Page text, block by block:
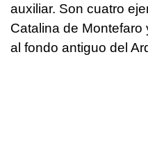
auxiliar. Son cuatro
Catalina de
al fondo antiguo del